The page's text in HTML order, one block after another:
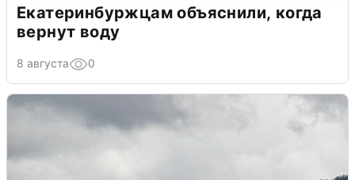
Екатеринбуржцам объяснили, когда
вернут воду
8 августа 0